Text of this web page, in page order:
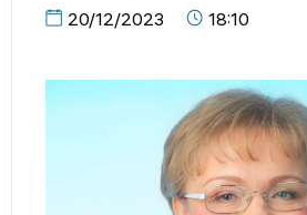
20/12/2023 18:10